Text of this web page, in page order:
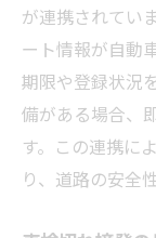
が連携されてい
ート情報が自動
期限や登録状況
備がある場合、
す。この連携に
り、道路の安全